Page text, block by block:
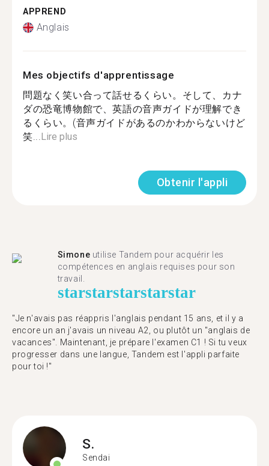
APPREND
Anglais
Mes objectifs d'apprentissage
問題なく笑い合って話せるくらい。そして、カナ
ダの恐竜博物館で、英語の音声ガイドが理解でき
るくらい。(音声ガイドがあるのかわからないけど
笑...Lire plus
Obtenir l'appli
Simone utilise Tandem pour acquérir les
compétences en anglais requises pour son
travail.
starstarstarstarstar
"Je n'avais pas réappris l'anglais pendant 15 ans, et il y a
encore un an j'avais un niveau A2, ou plutôt un "anglais de
vacances". Maintenant, je prépare l'examen C1 ! Si tu veux
progresser dans une langue, Tandem est l'appli parfaite
pour toi !"
S.
Sendai